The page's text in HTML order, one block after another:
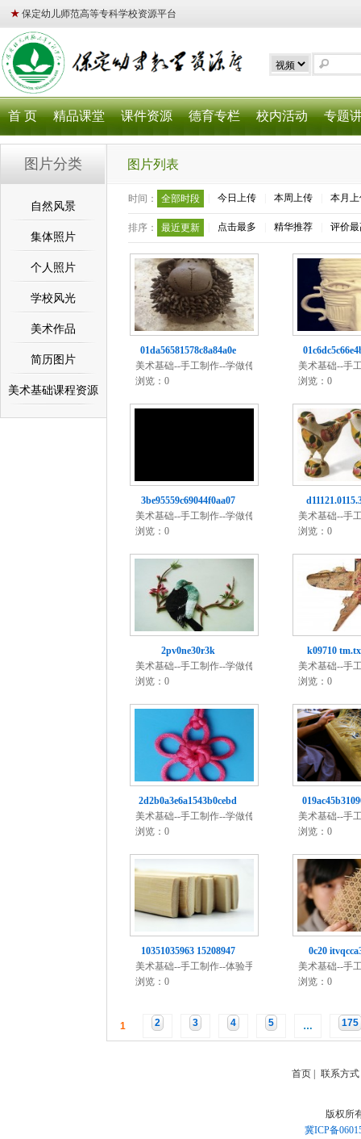
★ 保定幼儿师范高等专科学校资源平台
首 页 精品课堂 课件资源 德育专栏 校内活动 专题
图片分类
自然风景
集体照片
个人照片
学校风光
美术作品
简历图片
美术基础课程资源
图片列表
时间： 全部时段 今日上传 本周上传 本月
排序： 最近更新 点击最多 精华推荐 评价
01da56581578c8a84a0e
美术基础--手工制作--学做传统
手
浏览：0
美术基础--手
手
浏览：0
3be95559c69044f0aa07
美术基础--手工制作--学做传统
手
浏览：0
美术基础--手
手
浏览：0
2pv0ne30r3k
美术基础--手工制作--学做传统
手
浏览：0
k09710
美术基础--手
手
浏览：0
2d2b0a3e6a1543b0cebd
美术基础--手工制作--学做传统
手
浏览：0
美术基础--手
制
浏览：0
10351035963 15208947
美术基础--手工制作--体验手工
制
浏览：0
0c20
美术基础--手
制
浏览：0
1 2 3 4 5 … 175
首页 联系方式
版权所
冀ICP备